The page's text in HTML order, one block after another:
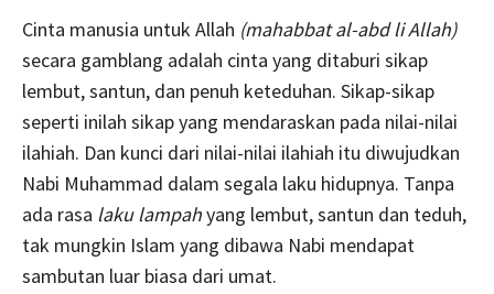
Cinta manusia untuk Allah (mahabbat al-abd li Allah)
secara gamblang adalah cinta yang ditaburi sikap
lembut, santun, dan penuh keteduhan. Sikap-sikap
seperti inilah sikap yang mendaraskan pada nilai-nilai
ilahiah. Dan kunci dari nilai-nilai ilahiah itu diwujudkan
Nabi Muhammad dalam segala laku hidupnya. Tanpa
ada rasa laku lampahyang lembut, santun dan teduh,
tak mungkin Islam yang dibawa Nabi mendapat
sambutan luar biasa dari umat.